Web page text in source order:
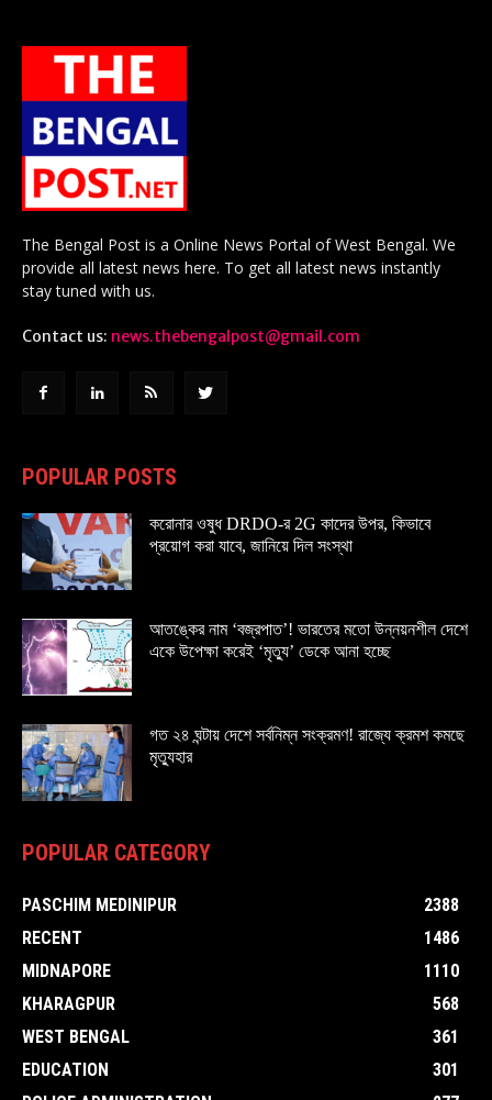
The Bengal Post is a Online News Portal of West Bengal. We
provide all latest news here. To get all latest news instantly
stay tuned with us.
Contact us: news.thebengalpost@gmail.com
POPULAR POSTS
করোনার ওষুধ DRDO-র 2G কাদের উপর, কিভাবে
প্রয়োগ করা যাবে, জানিয়ে দিল সংস্থা
আতঙ্কের নাম ‘বজ্রপাত’! ভারতের মতো উন্নয়নশীল দেশে
একে উপেক্ষা করেই ‘মৃত্যু’ ডেকে আনা হচ্ছে
গত ২৪ ঘন্টায় দেশে সর্বনিম্ন সংক্রমণ! রাজ্যে ক্রমশ কমছে
মৃত্যুহার
POPULAR CATEGORY
PASCHIM MEDINIPUR
2388
RECENT
1486
MIDNAPORE
1110
KHARAGPUR
568
WEST BENGAL
361
EDUCATION
301